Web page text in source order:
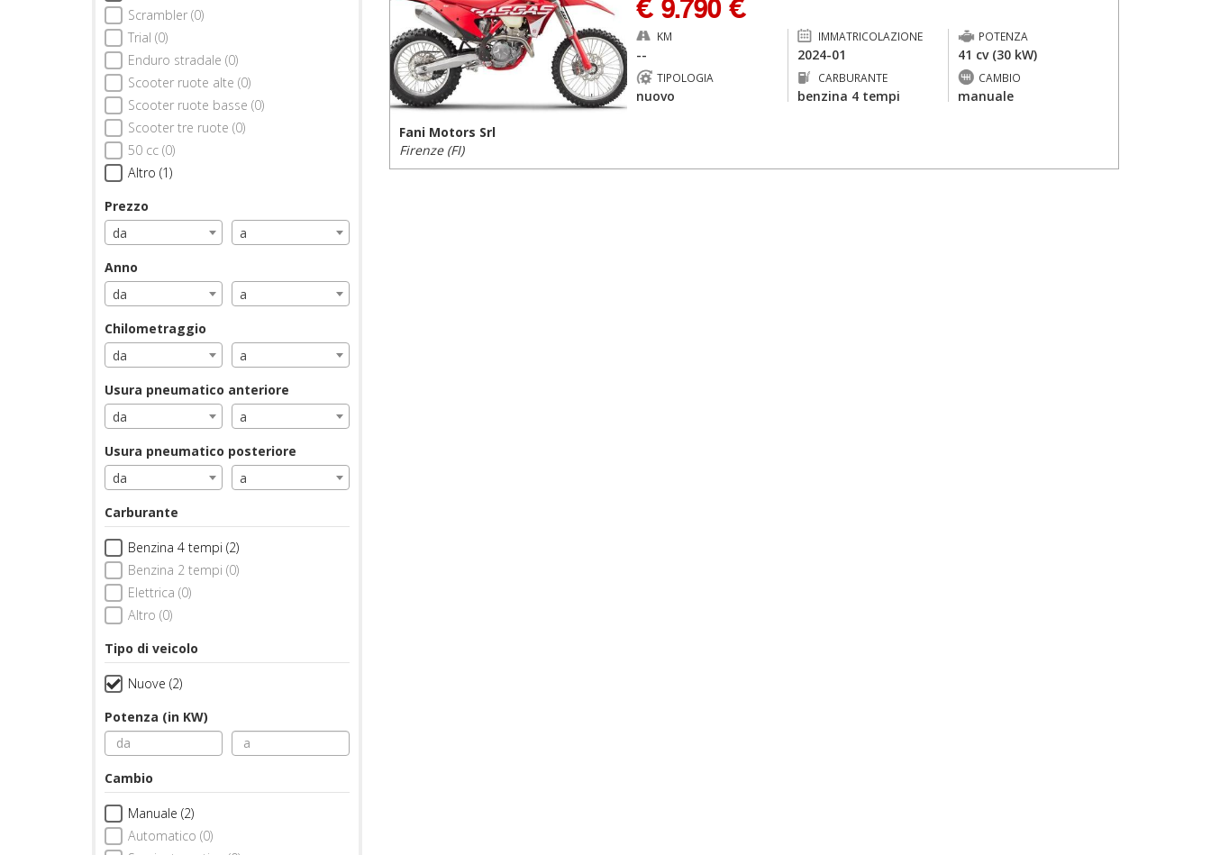
Scrambler (0)
Trial (0)
Enduro stradale (0)
Scooter ruote alte (0)
Scooter ruote basse (0)
Scooter tre ruote (0)
50 cc (0)
Altro (1)
Prezzo
da
a
Anno
da
a
Chilometraggio
da
a
Usura pneumatico anteriore
da
a
Usura pneumatico posteriore
da
a
Carburante
Benzina 4 tempi (2)
Benzina 2 tempi (0)
Elettrica (0)
Altro (0)
Tipo di veicolo
Nuove (2)
Potenza (in KW)
Cambio
Manuale (2)
Automatico (0)
€ 9.790 €
KM
--
IMMATRICOLAZIONE
2024-01
POTENZA
41 cv (30 kW)
TIPOLOGIA
nuovo
CARBURANTE
benzina 4 tempi
CAMBIO
manuale
Fani Motors Srl
Firenze (FI)